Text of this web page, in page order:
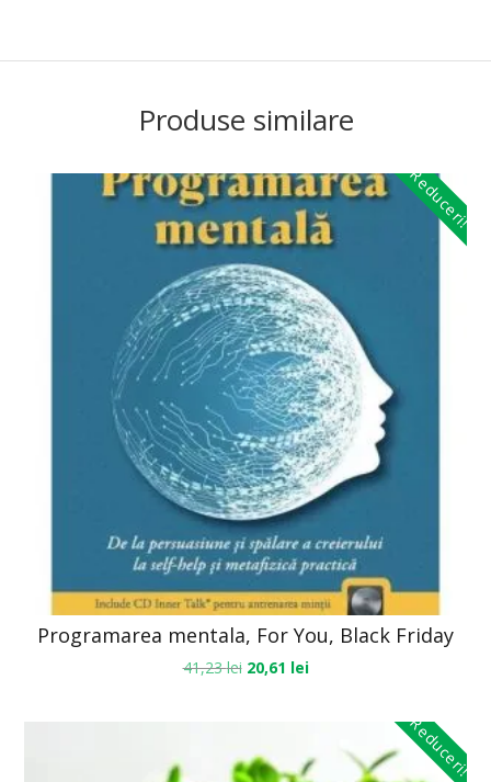
Produse similare
Reduceri!
Programarea mentala, For You, Black Friday
41,23lei 20,61 lei
Reduceri!